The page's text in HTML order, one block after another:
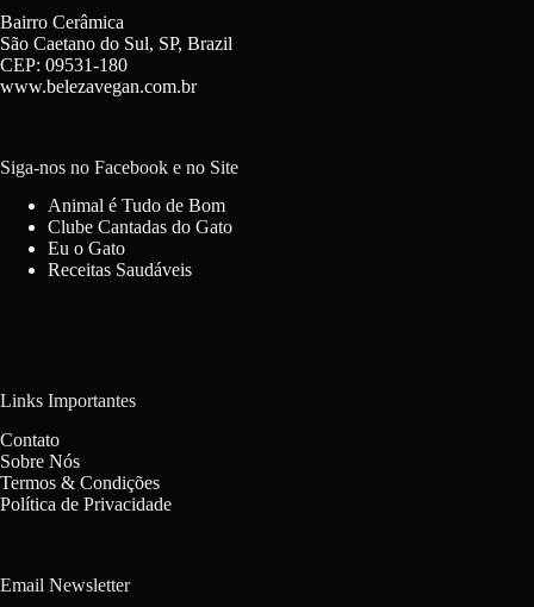
Bairro Cerâmica
São Caetano do Sul, SP, Brazil
CEP: 09531-180
www.belezavegan.com.br
Siga-nos no Facebook e no Site
Animal é Tudo de Bom
Clube Cantadas do Gato
Eu o Gato
Receitas Saudáveis
Links Importantes
Contato
Sobre Nós
Termos & Condições
Política de Privacidade
Email Newsletter